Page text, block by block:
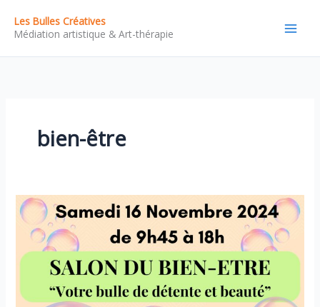
contenu
Les Bulles Créatives
Médiation artistique & Art-thérapie
bien-être
Salon
du
Bien-
être
à
Briec
Réseau
Labell